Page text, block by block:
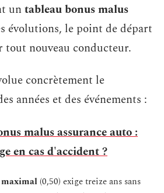
untableau bonus malus
évolutions, le point de départ
tout nouveau conducteur.
concrètement le
années et des événements :
malus assurance auto :
en cas d'accident ?
(0,50) exige treize ans sans